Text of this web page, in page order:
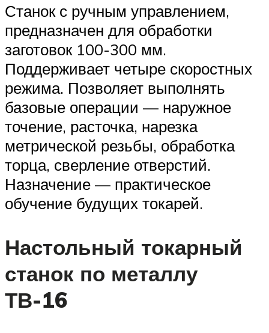
Станок с ручным управлением,
предназначен для обработки
заготовок 100-300 мм.
Поддерживает четыре скоростных
режима. Позволяет выполнять
базовые операции — наружное
точение, расточка, нарезка
метрической резьбы, обработка
торца, сверление отверстий.
Назначение — практическое
обучение будущих токарей.
Настольный токарный
станок по металлу
ТВ-16